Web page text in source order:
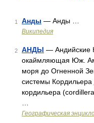
1 Анды — Анды …
Википедия
2 АНДЫ — Андийские
окаймляющая Юж.
моря до Огненной
системы Кордильера
кордильера
Географическая